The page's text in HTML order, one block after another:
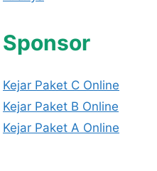
Sponsor
Kejar Paket C Online
Kejar Paket B Online
Kejar Paket A Online